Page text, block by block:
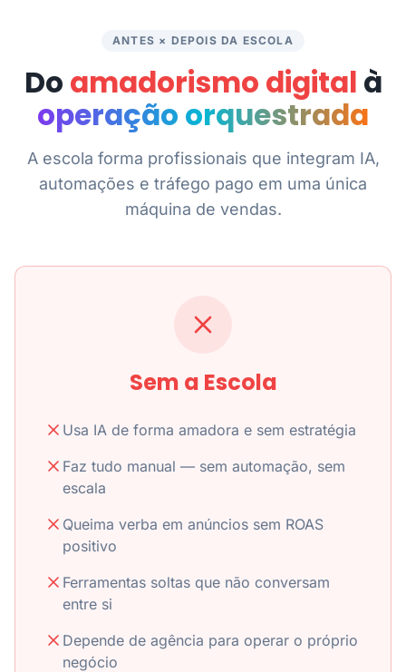
ANTES × DEPOIS DA ESCOLA
Do amadorismo digital à
operação orquestrada
A escola forma profissionais que integram IA,
automações e tráfego pago em uma única
máquina de vendas.
Sem a Escola
Usa IA de forma amadora e sem estratégia
Faz tudo manual — sem automação, sem
escala
Queima verba em anúncios sem ROAS
positivo
Ferramentas soltas que não conversam
entre si
Depende de agência para operar o próprio
negócio